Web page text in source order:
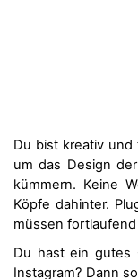
Du bist kreativ
um das Design
kümmern. Keine
Köpfe dahinter.
müssen
Du hast ein gutes
Instagram? Dann